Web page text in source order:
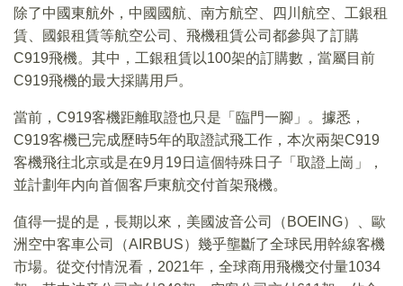
除了中國東航外，中國國航、南方航空、四川航空、工銀租
賃、國銀租賃等航空公司、飛機租賃公司都參與了訂購
C919飛機。其中，工銀租賃以100架的訂購數，當屬目前
C919飛機的最大採購用戶。
當前，C919客機距離取證也只是「臨門一腳」。據悉，
C919客機已完成歷時5年的取證試飛工作，本次兩架C919
客機飛往北京或是在9月19日這個特殊日子「取證上崗」，
並計劃年内向首個客戶東航交付首架飛機。
值得一提的是，長期以來，美國波音公司（BOEING）、歐
洲空中客車公司（AIRBUS）幾乎壟斷了全球民用幹線客機
市場。從交付情況看，2021年，全球商用飛機交付量1034